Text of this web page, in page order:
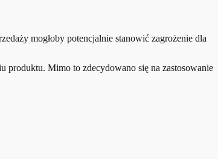
mogłoby potencjalnie stanowić zagrożenie dla
produktu. Mimo to zdecydowano się na zastosowanie